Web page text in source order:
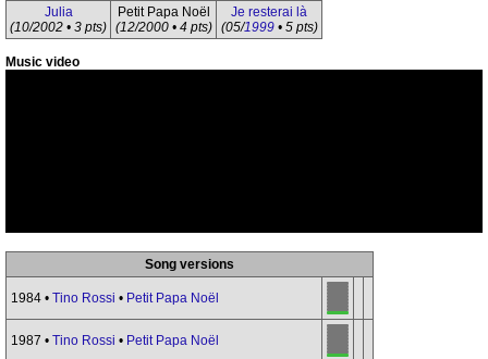
Julia
(10/2002 • 3 pts)
Petit Papa Noël
(12/2000 • 4 pts)
Je resterai là
(05/1999• 5 pts)
Music video
Song versions
1984 • Tino Rossi • Petit Papa Noël
1987 • Tino Rossi • Petit Papa Noël